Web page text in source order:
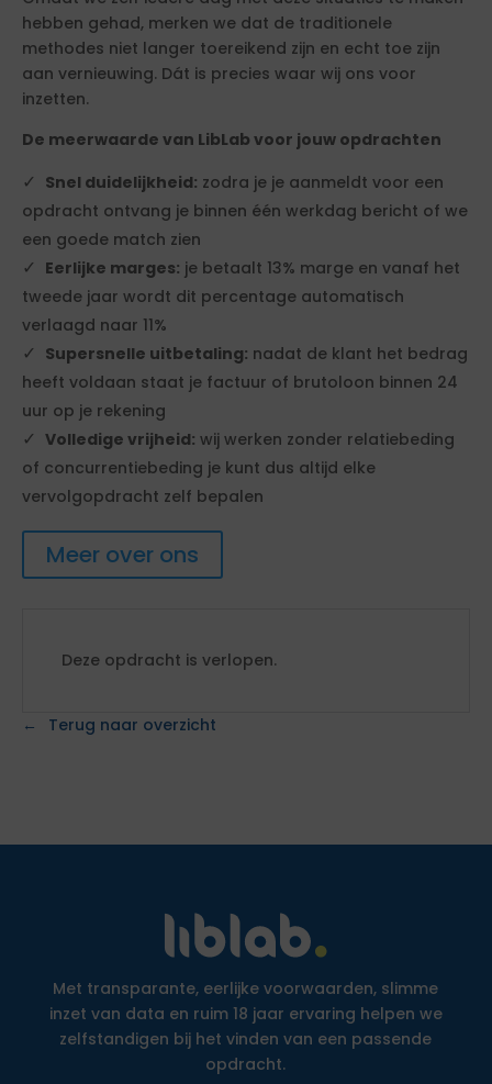
hebben gehad, merken we dat de traditionele
methodes niet langer toereikend zijn en echt toe zijn
aan vernieuwing. Dát is precies waar wij ons voor
inzetten.
De meerwaarde van LibLab voor jouw opdrachten
Snel duidelijkheid: zodra je je aanmeldt voor een
opdracht ontvang je binnen één werkdag bericht of we
een goede match zien
Eerlijke marges: je betaalt 13% marge en vanaf het
tweede jaar wordt dit percentage automatisch
verlaagd naar 11%
Supersnelle uitbetaling: nadat de klant het bedrag
heeft voldaan staat je factuur of brutoloon binnen 24
uur op je rekening
Volledige vrijheid: wij werken zonder relatiebeding
of concurrentiebeding je kunt dus altijd elke
vervolgopdracht zelf bepalen
Meer over ons
Deze opdracht is verlopen.
Terug naar overzicht
Met transparante, eerlijke voorwaarden, slimme
inzet van data en ruim 18 jaar ervaring helpen we
zelfstandigen bij het vinden van een passende
opdracht.